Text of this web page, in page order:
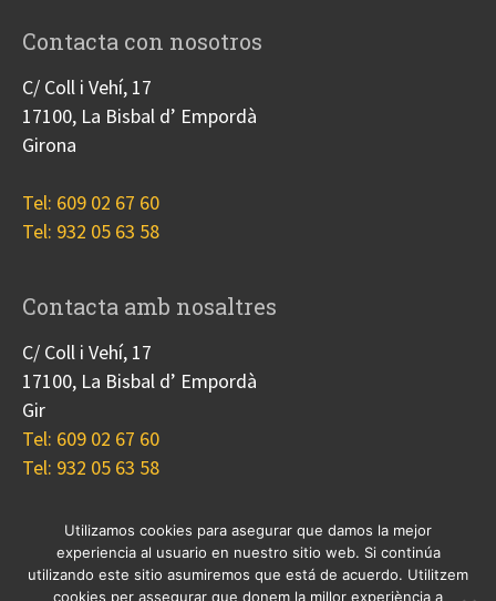
Contacta con nosotros
C/ Coll i Vehí, 17
17100, La Bisbal d’ Empordà
Girona
Tel: 609 02 67 60
Tel: 932 05 63 58
Contacta amb nosaltres
C/ Coll i Vehí, 17
17100, La Bisbal d’ Empordà
Gir
Tel: 609 02 67 60
Tel: 932 05 63 58
Nosotros Proyectos Blog
Contacto
Cookies
Utilizamos cookies para asegurar que damos la mejor
experiencia al usuario en nuestro sitio web. Si continúa
utilizando este sitio asumiremos que está de acuerdo. Utilitzem
cookies per assegurar que donem la millor experiència a